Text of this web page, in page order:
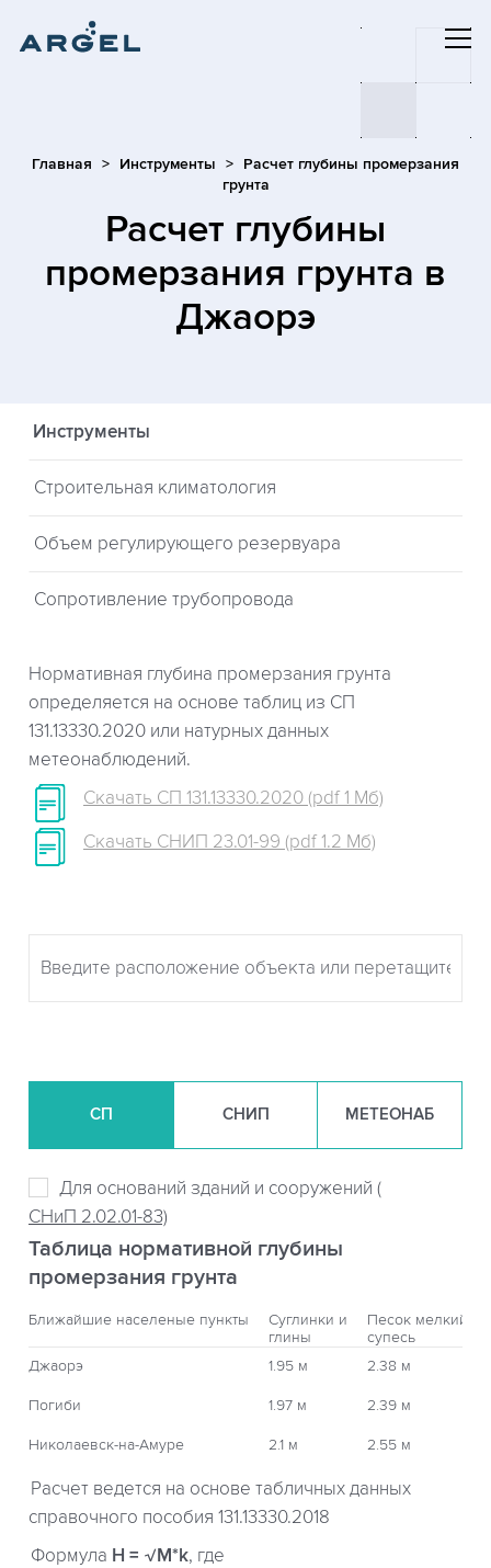
Главная Инструменты
Расчет глубины промерзания
грунта
Расчет глубины
промерзания грунта в
Джаорэ
Инструменты
Строительная климатология
Объем регулирующего резервуара
Сопротивление трубопровода
Нормативная глубина промерзания грунта
определяется на основе таблиц из СП
131.13330.2020 или натурных данных
метеонаблюдений.
Скачать СП 131.13330.2020 (pdf 1 Мб)
Скачать СНИП 23.01-99 (pdf 1.2 Мб)
СП СНИП МЕТЕОНАБ
Для оснований зданий и сооружений (
СНиП 2.02.01-83)
Таблица нормативной глубины
промерзания грунта
Ближайшие населеные пункты
Суглинки и
глины
Песок мелкий,
супесь
Джаорэ
1.95 м 2.38 м
Погиби 1.97 м 2.39 м
Николаевск-на-Амуре 2.1 м 2.55 м
Расчет ведется на основе табличных данных
справочного пособия 131.13330.2018
Формула H = √M*k, где